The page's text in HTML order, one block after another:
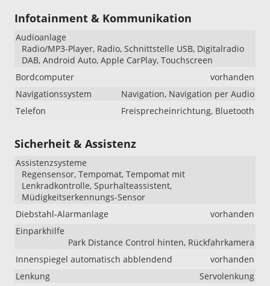
Infotainment & Kommunikation
Audioanlage
Radio/MP3-Player, Radio, Schnittstelle USB, Digitalradio
DAB, Android Auto, Apple CarPlay, Touchscreen
Bordcomputer
vorhanden
Navigationssystem
Navigation, Navigation per Audio
Telefon
Freisprecheinrichtung, Bluetooth
Sicherheit & Assistenz
Assistenzsysteme
Regensensor, Tempomat, Tempomat mit
Lenkradkontrolle, Spurhalteassistent,
Müdigkeitserkennungs-Sensor
Diebstahl-Alarmanlage
vorhanden
Einparkhilfe
Park Distance Control hinten, Rückfahrkamera
Innenspiegel automatisch abblendend
vorhanden
Lenkung
Servolenkung